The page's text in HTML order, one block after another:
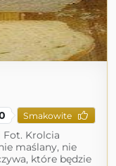
Smakowite
Fot. Krolcia
maślany, nie
które będzie